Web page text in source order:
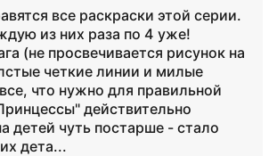
все раскраски этой серии.
из них раза по 4 уже!
(не просвечивается рисунок на
четкие линии и милые
что нужно для правильной
действительно
детей чуть постарше - стало
дета...